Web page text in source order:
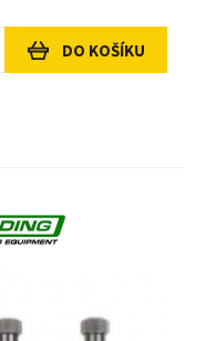
DO KOŠÍKU